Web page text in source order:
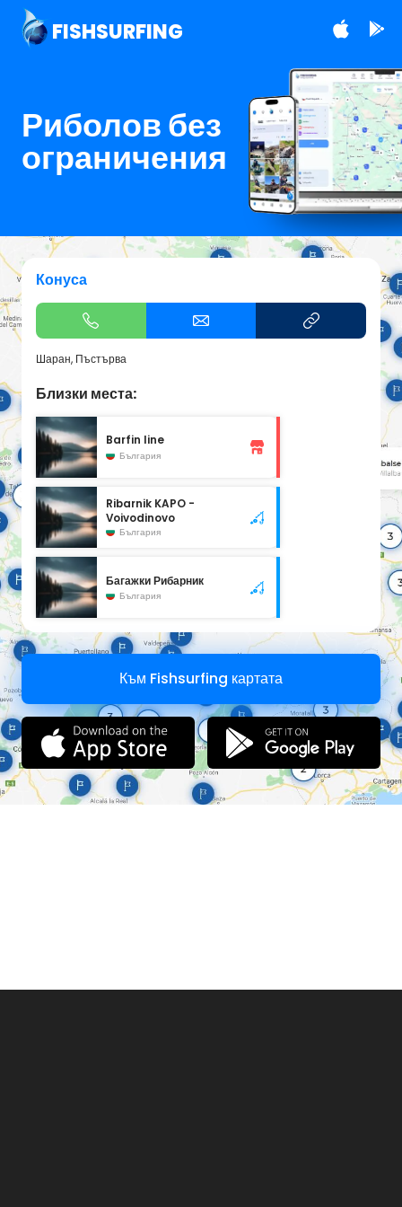
FISHSURFING
Риболов без
ограничения
Конуса
Шаран, Пъстърва
Близки места:
Barfin line
България
Ribarnik KAPO -
Voivodinovo
България
Багажки Рибарник
България
Към Fishsurfing картата